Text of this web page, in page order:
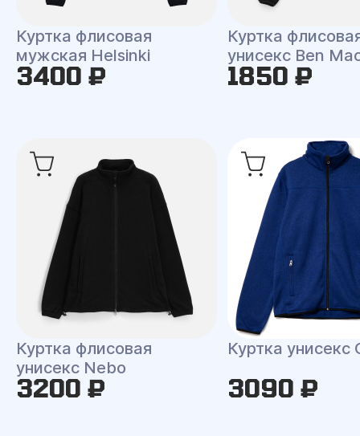
Куртка флисовая
мужская Helsinki
3400 ₽
Куртка
унисекс Ben
1850 ₽
Куртка флисовая
унисекс Nebo
3200 ₽
Куртка унисекс
3090 ₽